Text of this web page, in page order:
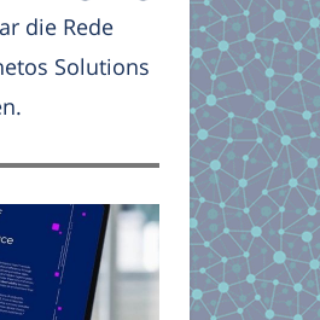
die Rede
Solutions